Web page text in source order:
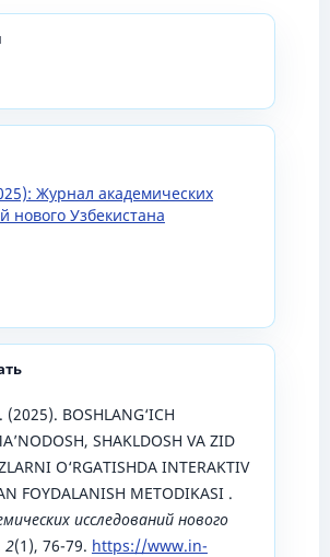
Журнал академических
нового Узбекистана
BOSHLANG‘ICH
SHAKLDOSH VA ZID
O‘RGATISHDA INTERAKTIV
FOYDALANISH METODIKASI .
исследований нового
2(1), 76-79. https://www.in-